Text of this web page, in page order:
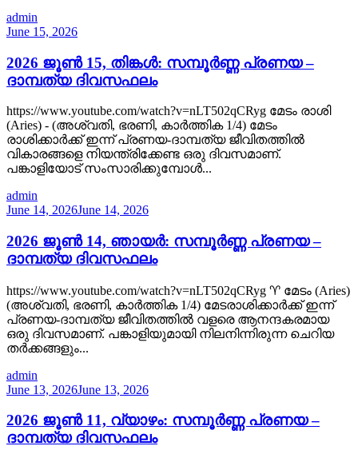
admin
June 15, 2026
2026 ജൂൺ 15, തിങ്കൾ: സമ്പൂർണ്ണ പ്രണയ –
ദാമ്പത്യ ദിവസഫലം
https://www.youtube.com/watch?v=nLT502qCRyg മേടം രാശി
(Aries) - (അശ്വതി, ഭരണി, കാർത്തിക 1/4) മേടം
രാശിക്കാർക്ക് ഇന്ന് പ്രണയ-ദാമ്പത്യ ജീവിതത്തിൽ
വികാരങ്ങളെ നിയന്ത്രിക്കേണ്ട ഒരു ദിവസമാണ്.
പങ്കാളിയോട് സംസാരിക്കുമ്പോൾ...
admin
June 14, 2026June 14, 2026
2026 ജൂൺ 14, ഞായർ: സമ്പൂർണ്ണ പ്രണയ –
ദാമ്പത്യ ദിവസഫലം
https://www.youtube.com/watch?v=nLT502qCRyg ♈ മേടം (Aries)
(അശ്വതി, ഭരണി, കാർത്തിക 1/4) മേടരാശിക്കാർക്ക് ഇന്ന്
പ്രണയ-ദാമ്പത്യ ജീവിതത്തിൽ വളരെ ആനന്ദകരമായ
ഒരു ദിവസമാണ്. പങ്കാളിയുമായി നിലനിന്നിരുന്ന ചെറിയ
തർക്കങ്ങളും...
admin
June 13, 2026June 13, 2026
2026 ജൂൺ 11, വ്യാഴം: സമ്പൂർണ്ണ പ്രണയ –
ദാമ്പത്യ ദിവസഫലം